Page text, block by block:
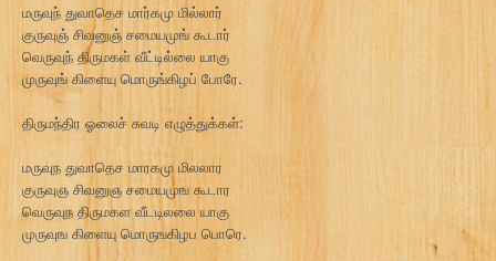
மருவுந் துவாதெச மார்கமு மில்லார்
குருவுஞ் சிவனுஞ் சமையமுங் கூடார்
வெருவுந் திருமகள் வீட்டில்லை யாகு
முருவுங் கிளையு மொருங்கிழப் போரே.
திருமந்திர ஓலைச் சுவடி எழுத்துக்கள்:
மருவுந துவாதெச மாரகமு மிலலார
குருவுஞ சிவனுஞ சமையமுங கூடார
வெருவுந திருமகள வீடடிலலை யாகு
முருவுங கிளையு மொருஙகிழப பொரெ.